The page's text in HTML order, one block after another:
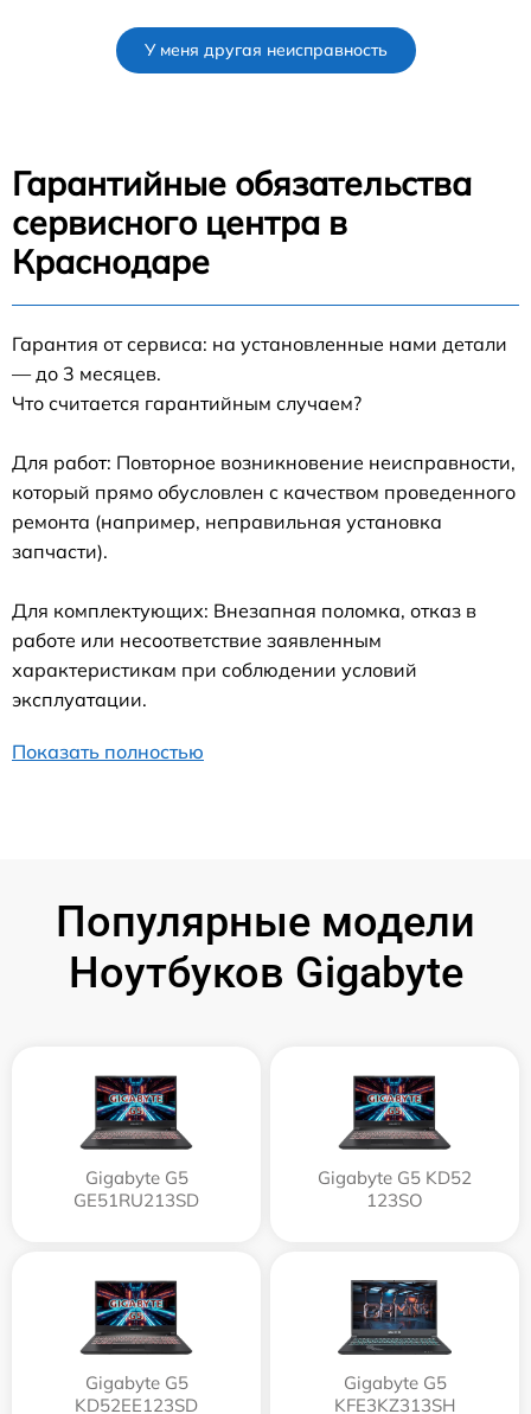
У меня другая неисправность
Гарантийные обязательства
сервисного центра в
Краснодаре
Гарантия от сервиса: на установленные нами детали
— до 3 месяцев.
Что считается гарантийным случаем?
Для работ: Повторное возникновение неисправности,
который прямо обусловлен с качеством проведенного
ремонта (например, неправильная установка
запчасти).
Для комплектующих: Внезапная поломка, отказ в
работе или несоответствие заявленным
характеристикам при соблюдении условий
эксплуатации.
Показать полностью
Популярные модели
Ноутбуков Gigabyte
Gigabyte G5
GE51RU213SD
Gigabyte G5 KD52
123SO
Gigabyte G5
KD52EE123SD
Gigabyte G5
KFE3KZ313SH